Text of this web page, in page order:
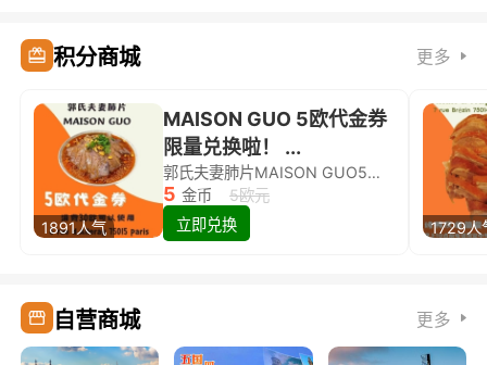
积分商城 更多
1891人气
MAISON GUO 5欧代金券
限量兑换啦！ ...
郭氏夫妻肺片MAISON GUO5欧代金券限量兑换啦！
5 金币
5欧元
立即兑换
1729人
自营商城 更多